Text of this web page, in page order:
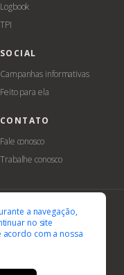
Logbook
TPI
SOCIAL
Campanhas informativas
Feito para ela
CONTATO
Fale conosco
Trabalhe conosco
a navegação,
no site
acordo com a nossa